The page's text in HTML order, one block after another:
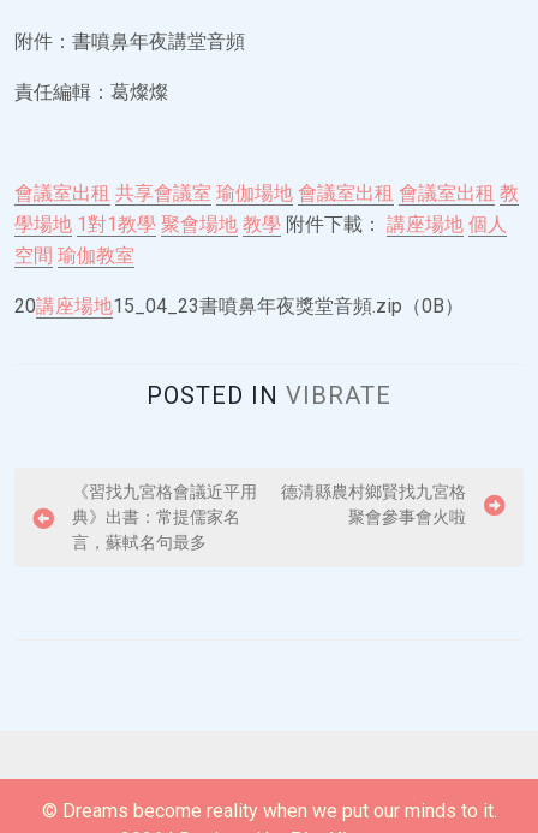
附件：書噴鼻年夜講堂音頻
責任編輯：葛燦燦
會議室出租 共享會議室 瑜伽場地 會議室出租 會議室出租 教
學場地 1對1教學 聚會場地 教學 附件下載： 講座場地 個人
空間 瑜伽教室
20講座場地15_04_23書噴鼻年夜獎堂音頻.zip（0B）
POSTED IN VIBRATE
o
g
a
《習找九宮格會議近平用
典》出書：常提儒家名
言，蘇軾名句最多
德清縣農村鄉賢找九宮格
聚會參事會火啦
© Dreams become reality when we put our minds to it.